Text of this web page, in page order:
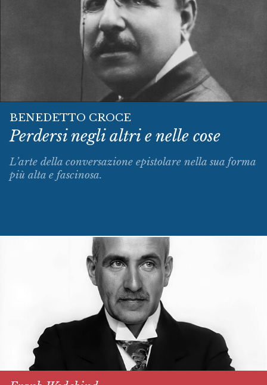
BENEDETTO CROCE
Perdersi negli altri e nelle cose
L’arte della conversazione epistolare nella sua forma
più alta e fascinosa.